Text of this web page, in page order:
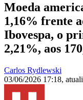
Moeda
1,16% frente
Ibovespa, o
2,21%, aos
Carlos Rydlewski
03/06/2026 17:18,